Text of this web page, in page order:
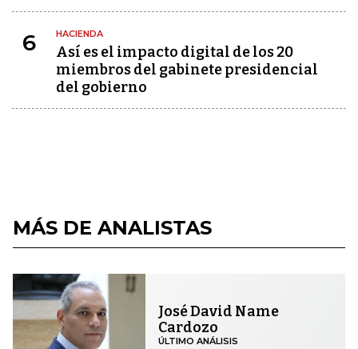
6 HACIENDA
Así es el impacto digital de los 20
miembros del gabinete presidencial
del gobierno
MÁS DE ANALISTAS
José David Name
Cardozo
ÚLTIMO ANÁLISIS